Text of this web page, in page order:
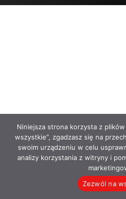
Niniejsza strona korzysta z
wszystkie”, zgadzasz się na
swoim urządzeniu w celu
analizy korzystania z witryny i
Zezwól na